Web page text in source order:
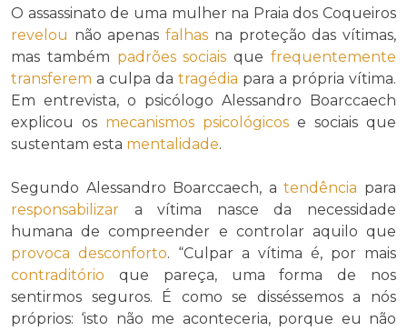
O assassinato de uma mulher na Praia dos Coqueiros
revelou não apenasfalhas na proteção das vítimas,
mas também padrões sociais quefrequentemente
transferem a culpa da tragédia para a própria vítima.
Em entrevista, o psicólogo Alessandro Boarccaech
explicou os mecanismos psicológicos e sociais que
sustentam esta mentalidade.
Segundo Alessandro Boarccaech, atendência para
responsabilizar a vítima nasce da necessidade
humana de compreender e controlar aquilo que
provoca desconforto. “Culpar a vítima é, por mais
contraditório que pareça, uma forma de nos
sentirmos seguros. É como se disséssemos a nós
próprios: ‘isto não me aconteceria, porque eu não